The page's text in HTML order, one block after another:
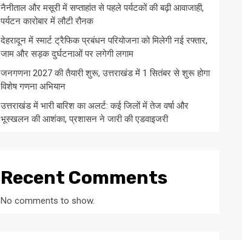
नैनीताल और मसूरी में सप्ताहांत से पहले पर्यटकों की बढ़ी आवाजाही,
पर्यटन कारोबार में लौटी रौनक
देहरादून में स्मार्ट ट्रैफिक प्रबंधन परियोजना को मिलेगी नई रफ्तार,
जाम और सड़क दुर्घटनाओं पर लगेगी लगाम
जनगणना 2027 की तैयारी शुरू, उत्तराखंड में 1 सितंबर से शुरू होगा
विशेष गणना अभियान
उत्तराखंड में भारी बारिश का अलर्ट: कई जिलों में तेज वर्षा और
भूस्खलन की आशंका, प्रशासन ने जारी की एडवाइजरी
Recent Comments
No comments to show.